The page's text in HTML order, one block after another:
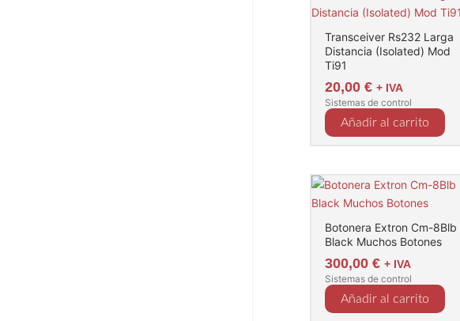
Transceiver Rs232 Larga
Distancia (Isolated) Mod
Ti91
20,00 € + IVA
Sistemas de control
Añadir al carrito
Botonera Extron Cm-8Blb
Black Muchos Botones
300,00 € + IVA
Sistemas de control
Añadir al carrito